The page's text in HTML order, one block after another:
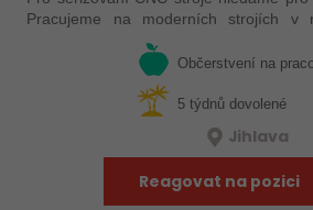
Pracujeme na moderních strojích v
prostředí. Pracovistě u Jihlavy.
Občerstvení na
5 týdnů dovolené
Jihlava
Reagovat na pozici